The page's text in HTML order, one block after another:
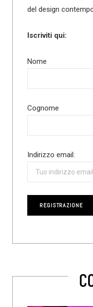
del design
Iscriviti qui:
Nome
Cognome
Indirizzo email: